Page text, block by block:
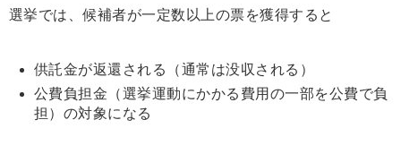
選挙では、候補者が一定数以上の票を獲得すると
供託金が返還される（通常は没収される）
公費負担金（選挙運動にかかる費用の一部を公費で負
担）の対象になる